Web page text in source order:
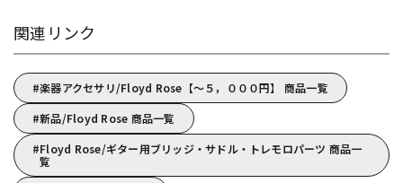
関連リンク
楽器アクセサリ/Floyd Rose【～５，０００円】 商品一覧
新品/Floyd Rose 商品一覧
Floyd Rose/ギター用ブリッジ・サドル・トレモロパーツ 商品一
覧